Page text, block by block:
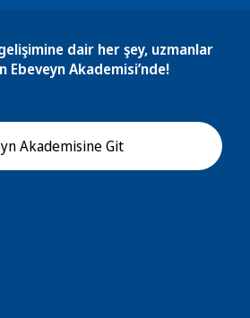
dair her şey, uzmanlar
Ebeveyn Akademisi’nde!
Akademisine Git